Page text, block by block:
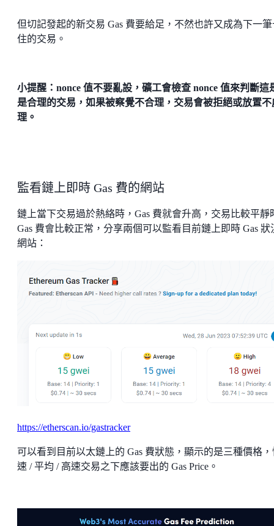
但切記發起的新交易 Gas 費要給足，不然也許又成為下一筆
住的交易。
小提醒：nonce 值不要亂設，礦工會檢查 nonce 值來判斷這
是合理的交易，如果被察覺不合理，交易會被拒絕或放置不
理。
監看鏈上即時 Gas 費的網站
鏈上當下交易過於熱絡時，Gas 費就會升高，交易比較平靜
Gas 費會比較正常，分享兩個可以監看目前鏈上即時 Gas 狀
網站：
https://etherscan.io/gastracker
可以看到目前以太鏈上的 Gas 費狀態，顯示的是三種價格，
速 / 平均 / 高速交易之下應該要出的 Gas Price。